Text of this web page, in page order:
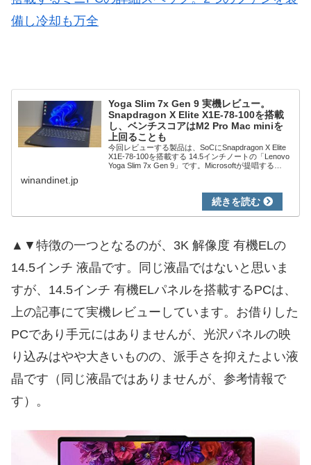
備し冷却も万全
Yoga Slim 7x Gen 9 実機レビュー。
Snapdragon X Elite X1E-78-100を搭載
し、ベンチスコアはM2 Pro Mac miniを
上回ることも
今回レビューする製品は、SoCにSnapdragon X Elite
X1E-78-100を搭載する 14.5インチノートの「Lenovo
Yoga Slim 7x Gen 9」です。Microsoftが提唱する
winandinet.jp
▲▼特徴の一つとなるのが、3K 解像度 有機ELの
14.5インチ 液晶です。同じ液晶ではないと思いま
すが、14.5インチ 有機ELパネルを搭載するPCは、
上の記事にて実機レビューしています。お借りした
PCであり手元にはありませんが、光沢パネルの映
り込みはやや大きいものの、派手さを抑えたよい液
晶です（同じ液晶ではありませんが、参考情報で
す）。